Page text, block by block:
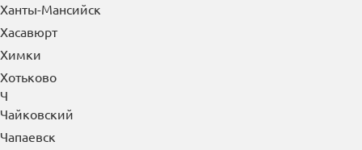
Ханты-Мансийск
Хасавюрт
Химки
Хотьково
Ч
Чайковский
Чапаевск